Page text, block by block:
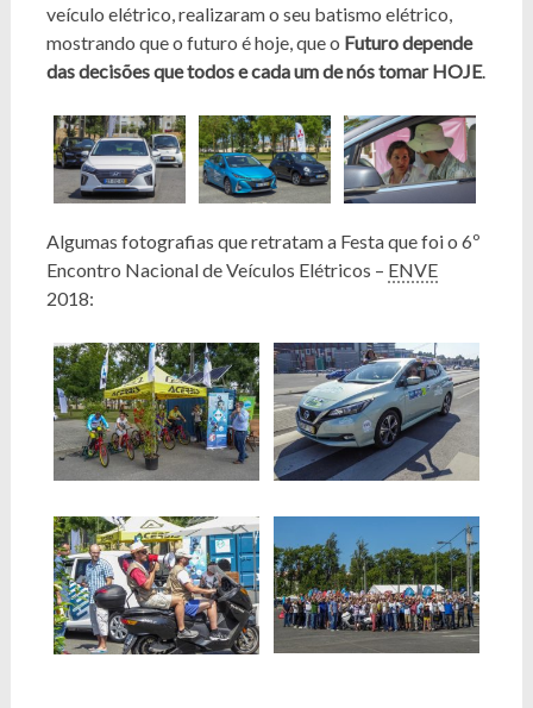
veículo elétrico, realizaram o seu batismo elétrico,
mostrando que o futuro é hoje, que o Futuro depende
das decisões que todos e cada um de nós tomar HOJE.
Algumas fotografias que retratam a Festa que foi o 6º
Encontro Nacional de Veículos Elétricos – ENVE
2018: